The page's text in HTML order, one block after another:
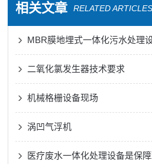
相关文章 RELATED ARTICLES
MBR膜地埋式一体化污水处理
二氧化氯发生器技术要求
机械格栅设备现场
涡凹气浮机
医疗废水一体化处理设备是保